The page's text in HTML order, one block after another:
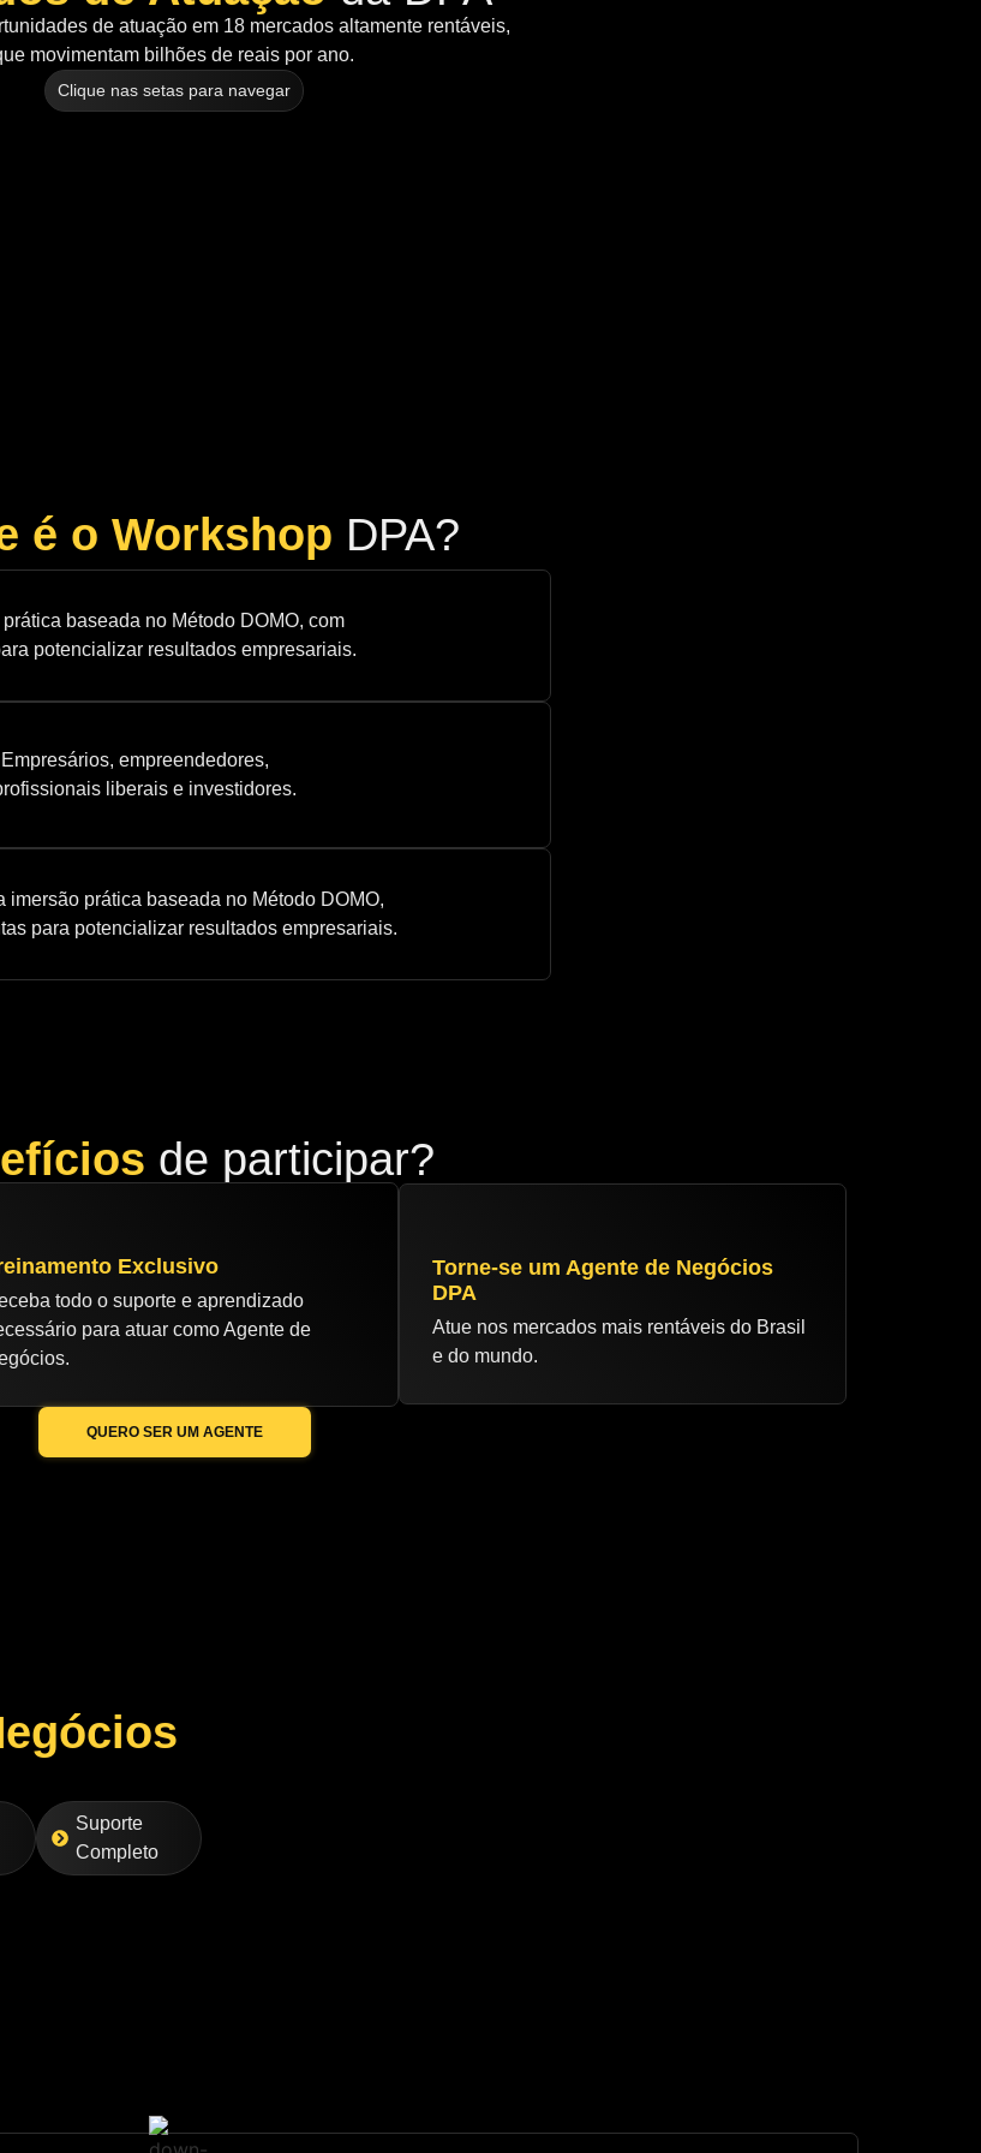
de atuação em 18 mercados altamente rentáveis,
movimentam bilhões de reais por ano.
Clique nas setas para navegar
é o Workshop DPA?
baseada no Método DOMO, com
potencializar resultados empresariais.
empreendedores,
liberais e investidores.
imersão prática baseada no Método DOMO,
para potencializar resultados empresariais.
de participar?
Exclusivo
todo o suporte e aprendizado
para atuar como Agente de
Torne-se um Agente de Negócios
DPA
Atue nos mercados mais rentáveis do Brasil
e do mundo.
QUERO SER UM AGENTE
Suporte
Completo